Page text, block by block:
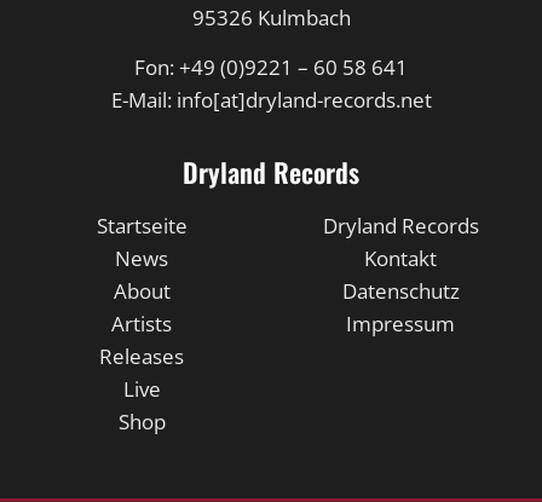
95326 Kulmbach
Fon: +49 (0)9221 – 60 58 641
E-Mail: info[at]dryland-records.net
Dryland Records
Startseite
News
About
Artists
Releases
Live
Shop
Dryland Records
Kontakt
Datenschutz
Impressum